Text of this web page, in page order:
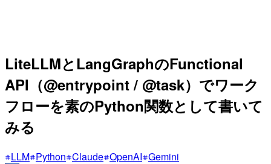
LiteLLMとLangGraphのFunctional
API（@entrypoint / @task）でワーク
フローを素のPython関数として書いて
みる
LLM Python Claude OpenAI Gemini